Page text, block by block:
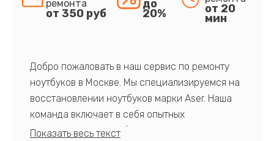
ремонта
от 350 руб
до
20% от 20
мин
Добро пожаловать в наш сервис по ремонту
ноутбуков в Москве. Мы специализируемся на
восстановлении ноутбуков марки Aser. Наша
команда включает в себя опытных
профессионалов с обширными знаниями и